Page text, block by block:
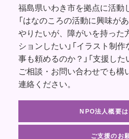
福島県いわき市を拠点に活動
「はなのころの活動に興味が
やりたいが、障がいを持った
ションしたい」「イラスト制
事も頼めるのか？」「支援し
ご相談・お問い合わせでも構
連絡ください。
NPO法人概要
ご支援のお